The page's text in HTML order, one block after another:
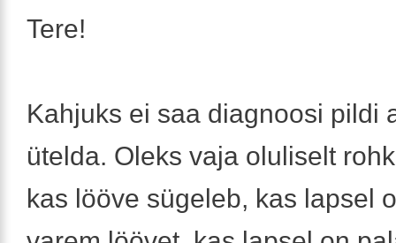
Tere!
Kahjuks ei saa diagnoosi pildi
ütelda. Oleks vaja oluliselt
kas lööve sügeleb, kas lapsel